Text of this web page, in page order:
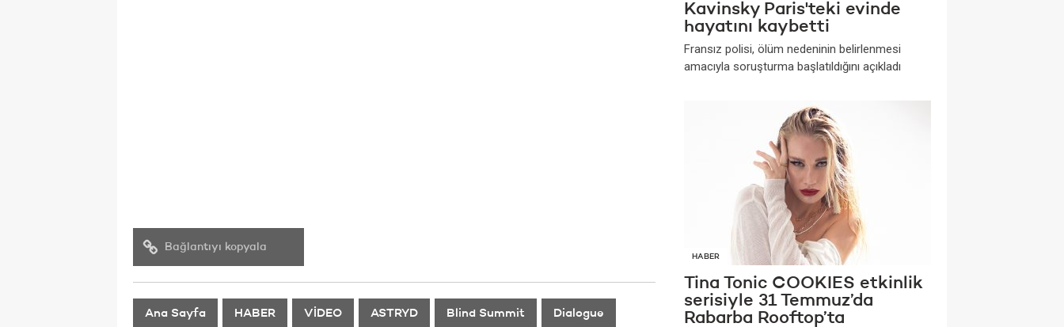
Bağlantıyı kopyala
Ana Sayfa HABER VİDEO ASTRYD Blind Summit Dialogue
Kavinsky Paris'teki evinde
hayatını kaybetti
Fransız polisi, ölüm nedeninin belirlenmesi
amacıyla soruşturma başlatıldığını açıkladı
HABER
Tina Tonic COOKIES etkinlik
serisiyle 31 Temmuz’da
Rabarba Rooftop’ta